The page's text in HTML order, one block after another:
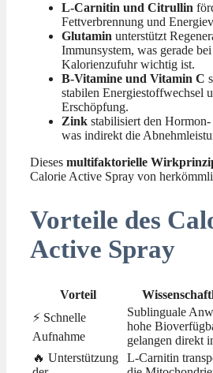
L-Carnitin und Citrullin
Fettverbrennung und
Glutamin unterstützt
Immunsystem, was gerade
Kalorienzufuhr wichtig ist.
B-Vitamine und Vitamin C
stabilen Energiestoffwechsel
Erschöpfung.
Zink stabilisiert den
was indirekt die
Dieses multifaktorielle
Calorie Active Spray von
Vorteile des
Active Spray
Vorteil
⚡ Schnelle
Aufnahme
Sublinguale
hohe
gelangen direkt
🔥 Unterstützung
L-Carnitin